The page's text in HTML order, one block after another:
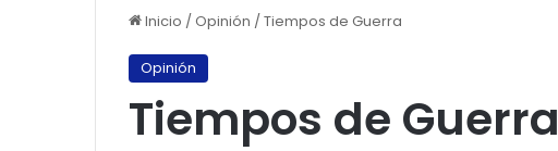
Inicio /Opinión /Tiempos de Guerra
Opinión
Tiempos de Guerra